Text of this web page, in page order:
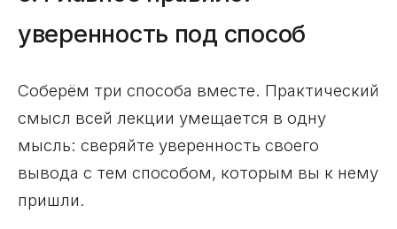
уверенность под способ
Соберём три способа вместе. Практический
смысл всей лекции умещается в одну
мысль: сверяйте уверенность своего
вывода с тем способом, которым вы к нему
пришли.